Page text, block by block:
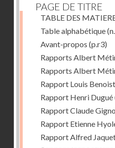
PAGE DE TITRE
TABLE DES
Table alphabétique
Avant-propos (p.r3)
Rapports Albert
Rapports Albert
Rapport Louis Benoist
Rapport Henri Dugué
Rapport Claude
Rapport Etienne
Rapport Alfred